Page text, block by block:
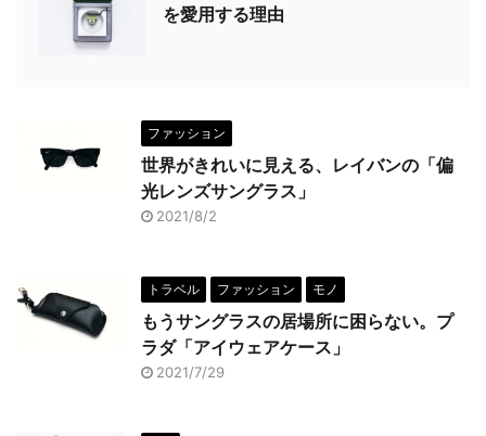
を愛用する理由
ファッション
世界がきれいに見える、レイバンの「偏
光レンズサングラス」
2021/8/2
トラベル ファッション モノ
もうサングラスの居場所に困らない。プ
ラダ「アイウェアケース」
2021/7/29